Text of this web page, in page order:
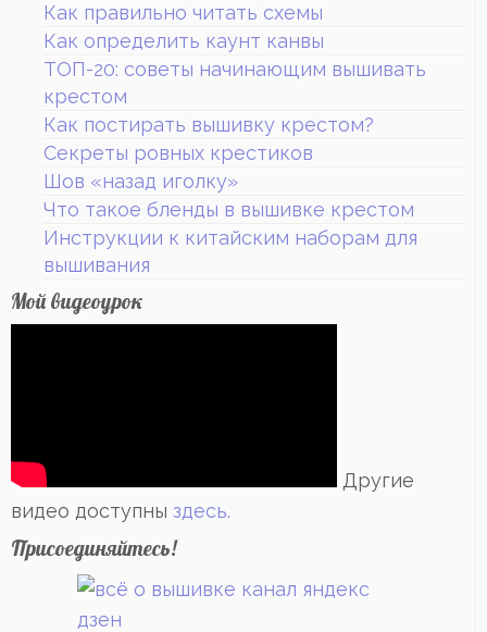
Как правильно читать схемы
Как определить каунт канвы
ТОП-20: советы начинающим вышивать
крестом
Как постирать вышивку крестом?
Секреты ровных крестиков
Шов «назад иголку»
Что такое бленды в вышивке крестом
Инструкции к китайским наборам для
вышивания
Мой видеоурок
Другие
видео доступны здесь.
Присоединяйтесь!